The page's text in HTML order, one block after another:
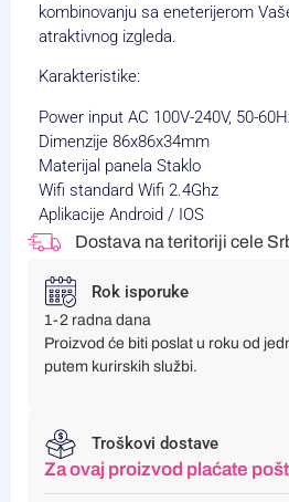
kombinovanju sa eneterijerom
atraktivnog izgleda.
Karakteristike:
Power input AC 100V-240V, 50-
Dimenzije 86x86x34mm
Materijal panela Staklo
Wifi standard Wifi 2.4Ghz
Aplikacije Android / IOS
Dostava na teritoriji cele
Rok isporuke
1-2 radna dana
Proizvod će biti poslat u roku od
putem kurirskih službi.
Troškovi dostave
Za ovaj proizvod plaćate